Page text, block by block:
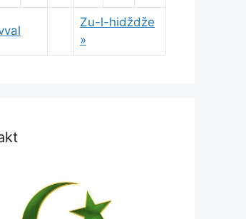
Zu-l-hidždže
»